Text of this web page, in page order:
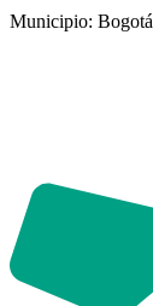
Municipio: